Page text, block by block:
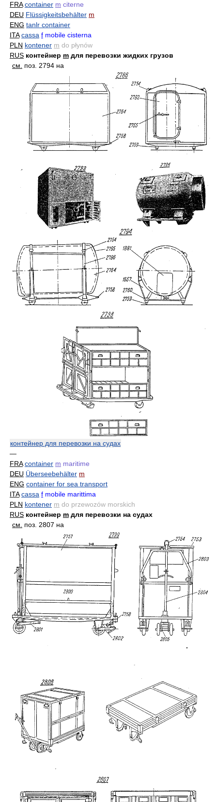
FRA container m citerne
DEU Flüssigkeitsbehälter m
ENG tanlr container
ITA cassa f mobile cisterna
PLN kontener m do płynów
RUS контейнер m для перевозки жидких грузов
см.
поз. 2794 на
контейнер для перевозки на судах
—
FRA container m maritime
DEU Überseebehälter m
ENG container for sea transport
ITA cassa f mobile marittima
PLN kontener m do przewozów morskich
RUS контейнер m для перевозки на судах
см.
поз. 2807 на